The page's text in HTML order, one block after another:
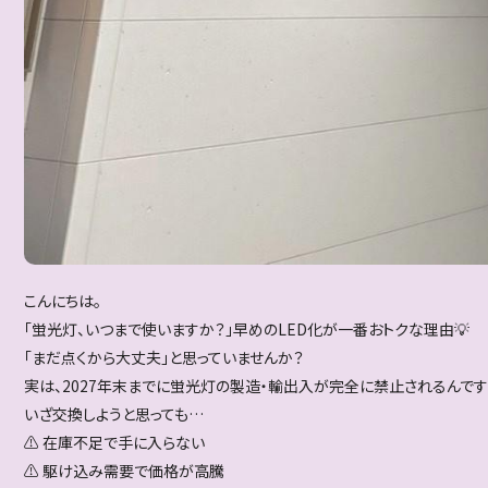
こんにちは。
「蛍光灯、いつまで使いますか？」早めのLED化が一番おトクな理由💡
「まだ点くから大丈夫」と思っていませんか？
実は、2027年末までに蛍光灯の製造・輸出入が完全に禁止されるんです
いざ交換しようと思っても…
⚠️ 在庫不足で手に入らない
⚠️ 駆け込み需要で価格が高騰